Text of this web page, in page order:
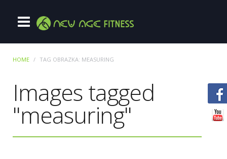
HOME TAG OBRAZKA: MEASURING
Images tagged
"measuring"